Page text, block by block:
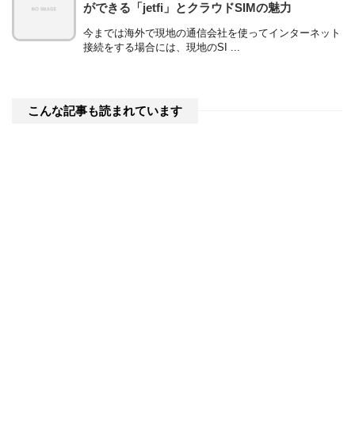
ができる「jetfi」とクラウドSIMの魅力
今までは海外で現地の通信会社を使ってインターネット
接続をする場合には、現地のSI ...
こんな記事も読まれています